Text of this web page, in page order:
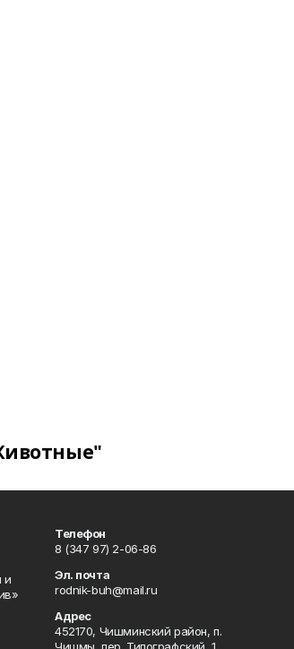
и
Телефон
8 (347 97) 2-06-86
Эл. почта
rodnik-buh@mail.ru
Адрес
452170, Чишминский район, п.